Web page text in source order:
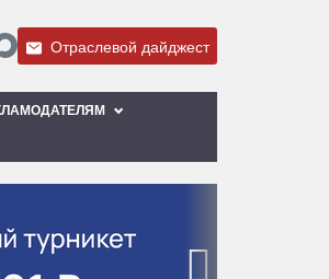
Отраслевой дайджест